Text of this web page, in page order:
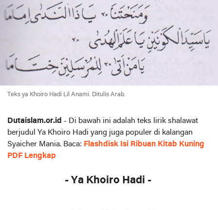
Teks ya Khoiro Hadi Lil Anami. Ditulis Arab.
Dutaislam.or.id - Di bawah ini adalah teks lirik shalawat
berjudul Ya Khoiro Hadi yang juga populer di kalangan
Syaicher Mania. Baca: Flashdisk Isi Ribuan Kitab Kuning
PDF Lengkap
- Ya Khoiro Hadi -